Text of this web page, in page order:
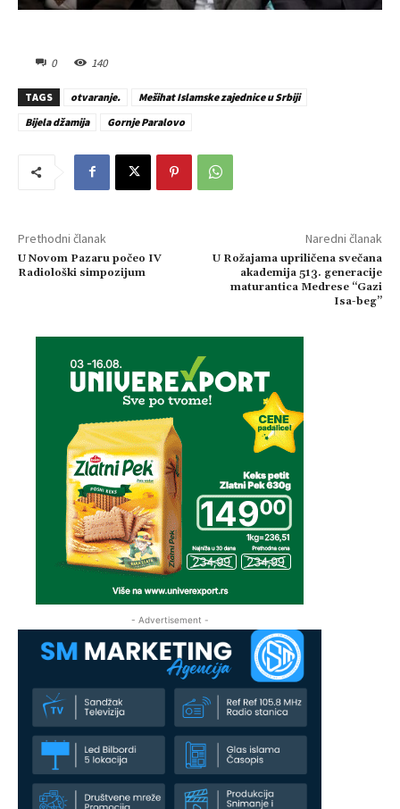
0 140
TAGS otvaranje.
Mešihat Islamske zajednice u Srbiji
Bijela džamija
Gornje Paralovo
Prethodni članak
U Novom Pazaru počeo IV
Radiološki simpozijum
Naredni članak
U Rožajama upriličena svečana
akademija 513. generacije
maturantica Medrese “Gazi
Isa-beg”
- Advertisement -